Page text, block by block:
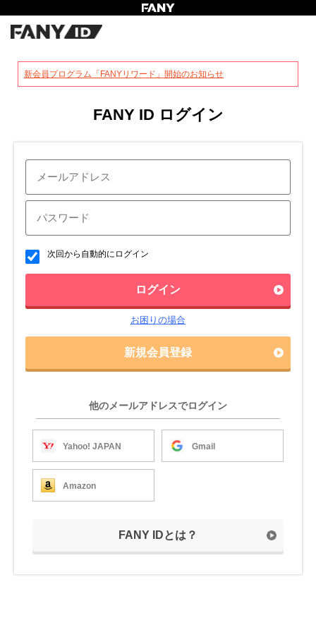
新会員プログラム「FANYリワード」開始のお知らせ
FANY ID ログイン
次回から自動的にログイン
ログイン
お困りの場合
新規会員登録
他のメールアドレスでログイン
Yahoo! JAPAN Gmail
Amazon
FANY IDとは？